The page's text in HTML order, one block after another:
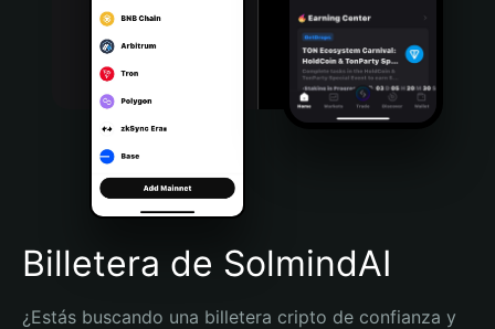
Português (Portugal)
Bahasa Indonesia
Português (Brasil)
Español (Argentina)
Billetera de SolmindAI
¿Estás buscando una billetera cripto de confianza y